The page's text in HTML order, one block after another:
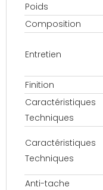
Poids
Composition
Entretien
Finition
Caractéristiques
Techniques
Caractéristiques
Techniques
Anti-tache